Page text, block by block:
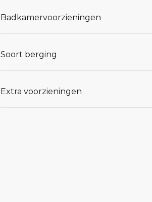
Badkamervoorzieningen
Soort berging
Extra voorzieningen